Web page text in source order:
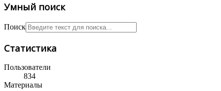
Умный поиск
Поиск
Статистика
Пользователи
834
Материалы